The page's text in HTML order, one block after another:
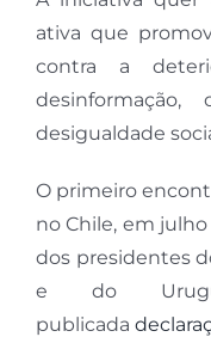
ativa que
contra a
desigualdade
O primeiro
no Chile, em
dos presidentes
e do
publicada